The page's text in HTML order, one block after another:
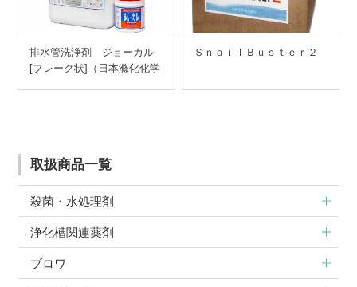
排水管洗浄剤 ジョーカル
[フレーク状]（日本滌化化学
ＳｎａｉｌＢｕｓｔｅｒ２
取扱商品一覧
殺菌・水処理剤
浄化槽関連薬剤
ブロワ